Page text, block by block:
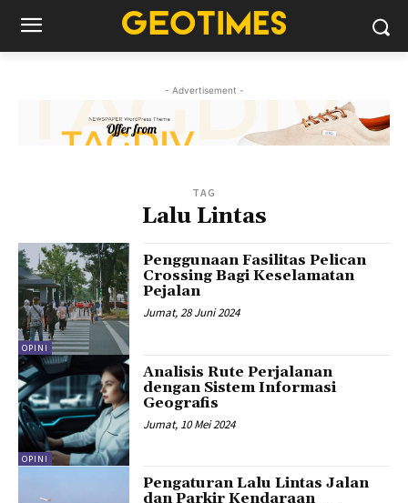
- Advertisement -
TAG
Lalu Lintas
OPINI
Penggunaan Fasilitas Pelican
Crossing Bagi Keselamatan
Pejalan
Jumat, 28 Juni 2024
OPINI
Analisis Rute Perjalanan
dengan Sistem Informasi
Geografis
Jumat, 10 Mei 2024
Pengaturan Lalu Lintas Jalan
dan Parkir Kendaraan